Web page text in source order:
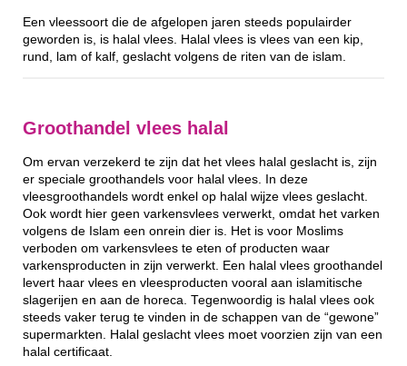
Een vleessoort die de afgelopen jaren steeds populairder
geworden is, is halal vlees. Halal vlees is vlees van een kip,
rund, lam of kalf, geslacht volgens de riten van de islam.
Groothandel vlees halal
Om ervan verzekerd te zijn dat het vlees halal geslacht is, zijn
er speciale groothandels voor halal vlees. In deze
vleesgroothandels wordt enkel op halal wijze vlees geslacht.
Ook wordt hier geen varkensvlees verwerkt, omdat het varken
volgens de Islam een onrein dier is. Het is voor Moslims
verboden om varkensvlees te eten of producten waar
varkensproducten in zijn verwerkt. Een halal vlees groothandel
levert haar vlees en vleesproducten vooral aan islamitische
slagerijen en aan de horeca. Tegenwoordig is halal vlees ook
steeds vaker terug te vinden in de schappen van de “gewone”
supermarkten. Halal geslacht vlees moet voorzien zijn van een
halal certificaat.